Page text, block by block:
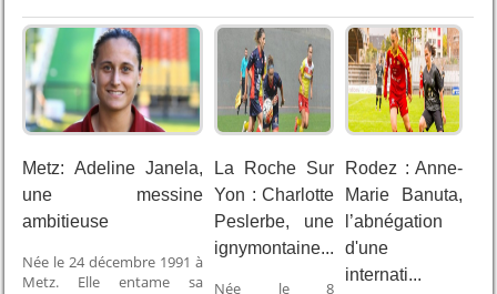
Metz: Adeline Janela,
une messine
ambitieuse
Née le 24 décembre 1991 à
Metz. Elle entame sa
La Roche Sur
Yon : Charlotte
Peslerbe, une
ignymontaine...
Née le 8
Rodez : Anne-
Marie Banuta,
l’abnégation
d'une
internati...